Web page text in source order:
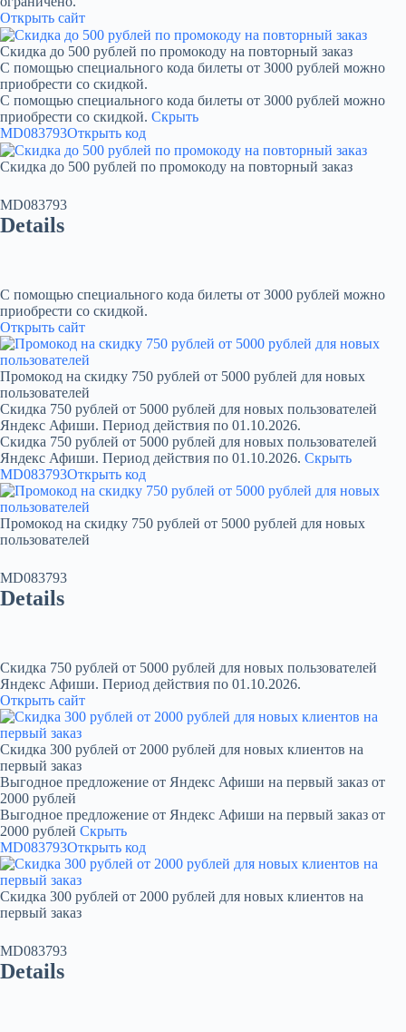
Открыть сайт
Скидка до 500 рублей по промокоду на повторный заказ
С помощью специального кода билеты от 3000 рублей можно
приобрести со скидкой.
С помощью специального кода билеты от 3000 рублей можно
приобрести со скидкой. Скрыть
MD083793Открыть код
Скидка до 500 рублей по промокоду на повторный заказ
MD083793
Details
С помощью специального кода билеты от 3000 рублей можно
приобрести со скидкой.
Открыть сайт
Промокод на скидку 750 рублей от 5000 рублей для новых
пользователей
Скидка 750 рублей от 5000 рублей для новых пользователей
Яндекс Афиши. Период действия по 01.10.2026.
Скидка 750 рублей от 5000 рублей для новых пользователей
Яндекс Афиши. Период действия по 01.10.2026. Скрыть
MD083793Открыть код
Промокод на скидку 750 рублей от 5000 рублей для новых
пользователей
MD083793
Details
Скидка 750 рублей от 5000 рублей для новых пользователей
Яндекс Афиши. Период действия по 01.10.2026.
Открыть сайт
Скидка 300 рублей от 2000 рублей для новых клиентов на
первый заказ
Выгодное предложение от Яндекс Афиши на первый заказ от
2000 рублей
Выгодное предложение от Яндекс Афиши на первый заказ от
2000 рублей Скрыть
MD083793Открыть код
Скидка 300 рублей от 2000 рублей для новых клиентов на
первый заказ
MD083793
Details